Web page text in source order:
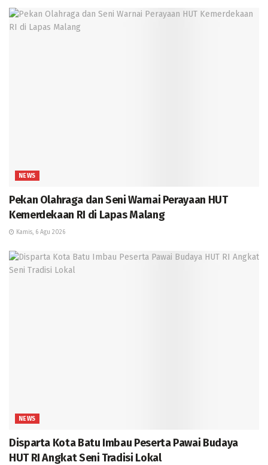
NEWS
Pekan Olahraga dan Seni Warnai Perayaan HUT
Kemerdekaan RI di Lapas Malang
Kamis, 6 Agu 2026
NEWS
Disparta Kota Batu Imbau Peserta Pawai Budaya
HUT RI Angkat Seni Tradisi Lokal